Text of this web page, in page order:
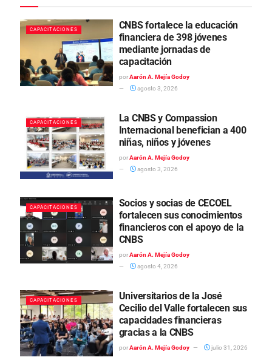
CAPACITACIONES
CNBS fortalece la educación
financiera de 398 jóvenes
mediante jornadas de
capacitación
por Aarón A. Mejía Godoy
agosto 3, 2026
CAPACITACIONES
La CNBS y Compassion
Internacional benefician a 400
niñas, niños y jóvenes
por Aarón A. Mejía Godoy
agosto 3, 2026
CAPACITACIONES
Socios y socias de CECOEL
fortalecen sus conocimientos
financieros con el apoyo de la
CNBS
por Aarón A. Mejía Godoy
agosto 4, 2026
CAPACITACIONES
Universitarios de la José
Cecilio del Valle fortalecen sus
capacidades financieras
gracias a la CNBS
por Aarón A. Mejía Godoy julio 31, 2026